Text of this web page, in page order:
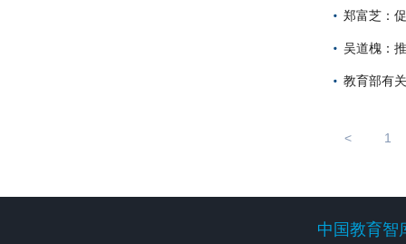
郑富芝：
吴道槐：
教育部有
< 1
中国教育智